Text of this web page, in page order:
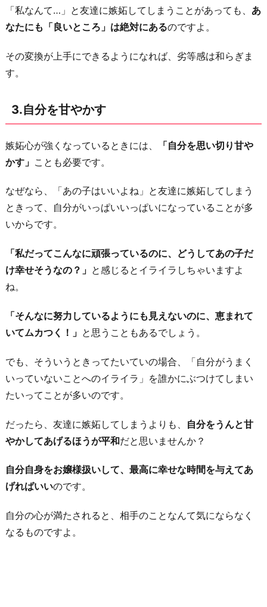
「私なんて…」と友達に嫉妬してしまうことがあっても、 あ
なたにも「良いところ」は絶対にあるのですよ。
その変換が上手にできるようになれば、劣等感は和らぎま
す。
3.自分を甘やかす
嫉妬心が強くなっているときには、
「自分を思い切り甘や
かす」 ことも必要です。
なぜなら、「あの子はいいよね」と友達に嫉妬してしまう
ときって、自分がいっぱいいっぱいになっていることが多
いからです。
「私だってこんなに頑張っているのに、どうしてあの子だ
け幸せそうなの？」 と感じるとイライラしちゃいますよ
ね。
「そんなに努力しているようにも見えないのに、恵まれて
いてムカつく！」 と思うこともあるでしょう。
でも、そういうときってたいていの場合、「自分がうまく
いっていないことへのイライラ」を誰かにぶつけてしまい
たいってことが多いのです。
だったら、友達に嫉妬してしまうよりも、 自分をうんと甘
やかしてあげるほうが平和だと思いませんか？
自分自身をお嬢様扱いして、最高に幸せな時間を与えてあ
げればいいのです。
自分の心が満たされると、相手のことなんて気にならなく
なるものですよ。